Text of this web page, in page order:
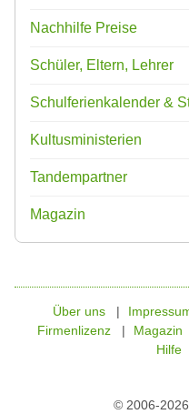
Nachhilfe Preise
Schüler, Eltern, Lehrer
Schulferienkalender &
Kultusministerien
Tandempartner
Magazin
© 2006-
Über uns
Firmenlizenz
Magazin
Hilfe